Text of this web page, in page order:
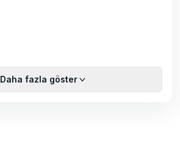
Daha fazla göster